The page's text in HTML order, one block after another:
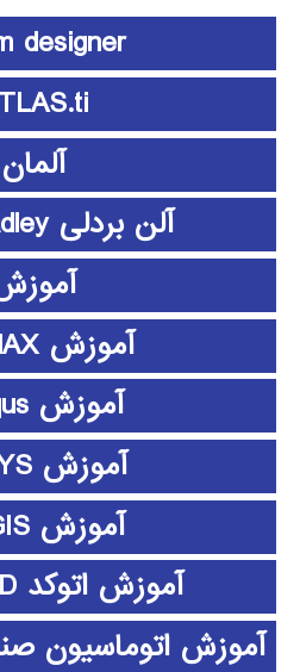
designer
آلمان
آلن بردلی Allen bradley
آموزش 3D MAX
آموزش abaqus
آموزش ANSYS
آموزش ArcGIS
آموزش اتوکد AUTOCAD